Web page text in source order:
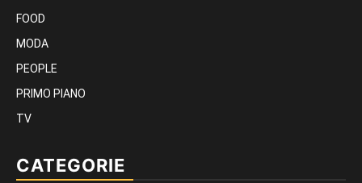
FOOD
MODA
PEOPLE
PRIMO PIANO
TV
CATEGORIE